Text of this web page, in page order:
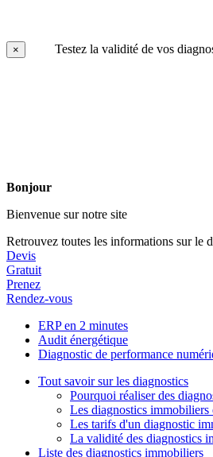
× Testez la validité de vos
Bonjour
Bienvenue sur notre site
Retrouvez toutes les informations sur le
Devis
Gratuit
Prenez
Rendez-vous
ERP en 2 minutes
Audit énergétique
Diagnostic de performance
Tout savoir sur les diagnostics
Pourquoi réaliser des
Les diagnostics immobiliers
Les tarifs d'un diagnostic
La validité des diagnostics
Liste des diagnostics immobiliers